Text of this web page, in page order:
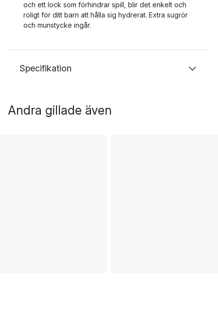
och ett lock som förhindrar spill, blir det enkelt och
roligt för ditt barn att hålla sig hydrerat. Extra sugrör
och munstycke ingår.
Specifikation
Andra gillade även